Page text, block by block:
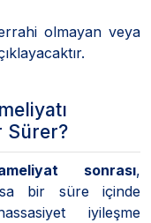
olmayan veya
Sürer?
sonrası,
bir süre içinde
iyileşme